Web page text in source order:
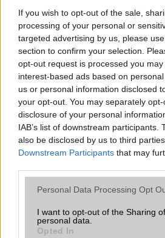
If you wish to opt-out of the sale,
processing of your personal or
targeted advertising by us, please
section to confirm your selection.
opt-out request is processed you
interest-based ads based on
us or personal information disclosed
your opt-out. You may separately
disclosure of your personal
IAB’s list of downstream participants.
also be disclosed by us to third
Downstream Participants that may
Please note that this website/app
not limited to your visit or usage
grant or deny consent to Google and
Personal Data Processing Opt
I want to opt-out of the Sharing
personal data.
Opted In
2026.07.12| Android
Az Edge Panel az egyik
jelentősen felgyorsítja a
miközben a Pixel telefonokból
KAPCSOLÓDÓ HÍREK
Hibás Google Nexus 7 táblagépek
Google Nexus 7 2 gigahertzre húzva
Melyik a világ legkönnyebb
32 gigás Nexus 7 fillérekért